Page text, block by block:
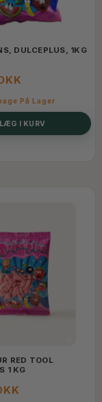
DULCEPLUS, 1KG
På Lager
LÆG I KURV
RED TOOL
1 KG